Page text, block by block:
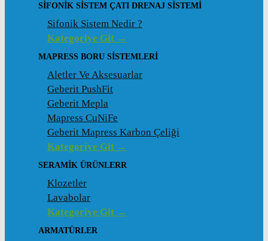
SIFONIK SISTEM ÇATI DRENAJ SISTEMI
Sifonik Sistem Nedir ?
Kategoriye Git →
MAPRESS BORU SISTEMLERI
Aletler Ve Aksesuarlar
Geberit PushFit
Geberit Mepla
Mapress CuNiFe
Geberit Mapress Karbon Çeliği
Kategoriye Git →
SERAMIK ÜRÜNLERR
Klozetler
Lavabolar
Kategoriye Git →
ARMATÜRLER